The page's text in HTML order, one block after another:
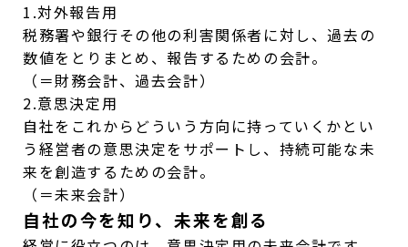
1.対外報告用
税務署や銀行その他の利害関係者に対し、過去の
数値をとりまとめ、報告するための会計。
（＝財務会計、過去会計）
2.意思決定用
自社をこれからどういう方向に持っていくかとい
う経営者の意思決定をサポートし、持続可能な未
来を創造するための会計。
（＝未来会計）
自社の今を知り、未来を創る